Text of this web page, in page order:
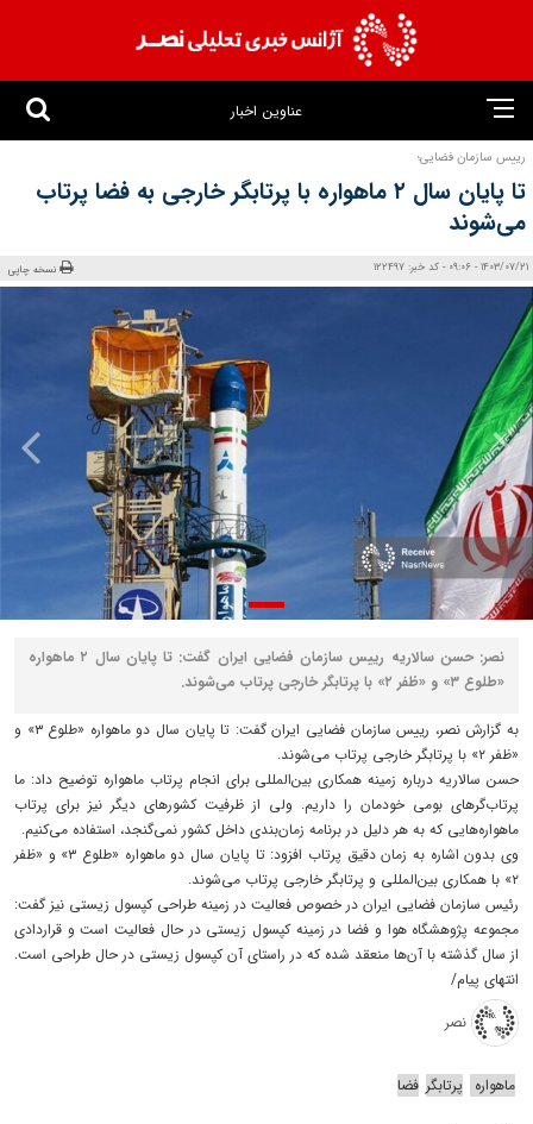
عناوین اخبار
رییس سازمان فضایی؛
تا پایان سال ۲ ماهواره با پرتابگر خارجی به فضا پرتاب
می‌شوند
1403/07/21 - 09:06 - کد خبر: 122497 نسخه چاپی
نصر: حسن سالاریه رییس سازمان فضایی ایران گفت: تا پایان سال ۲ ماهواره
«طلوع ۳» و «ظفر ۲» با پرتابگر خارجی پرتاب می‌شوند.
به گزارش نصر، رییس سازمان فضایی ایران گفت: تا پایان سال دو ماهواره «طلوع ۳» و
«ظفر ۲» با پرتابگر خارجی پرتاب می‌شوند.
حسن سالاریه درباره زمینه همکاری بین‌المللی برای انجام پرتاب ماهواره توضیح داد: ما
پرتاب‌گرهای بومی خودمان را داریم. ولی از ظرفیت کشورهای دیگر نیز برای پرتاب
ماهواره‌هایی که به هر دلیل در برنامه زمان‌بندی داخل کشور نمی‌گنجد، استفاده می‌کنیم.
وی بدون اشاره به زمان دقیق پرتاب افزود: تا پایان سال دو ماهواره «طلوع ۳» و «ظفر
۲» با همکاری بین‌المللی و پرتابگر خارجی پرتاب می‌شوند.
رئیس سازمان فضایی ایران در خصوص فعالیت در زمینه طراحی کپسول زیستی نیز گفت:
مجموعه پژوهشگاه هوا و فضا در زمینه کپسول زیستی در حال فعالیت است و قراردادی
از سال گذشته با آن‌ها منعقد شده که در راستای آن کپسول زیستی در حال طراحی است.
انتهای پیام/
نصر
ماهواره پرتابگر فضا